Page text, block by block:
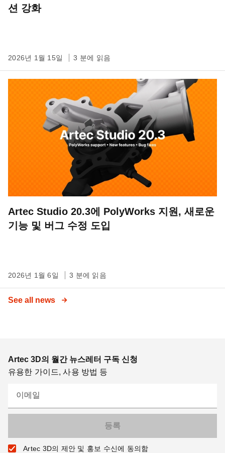
션 강화
2026년 1월 15일 3 분에 읽음
Artec Studio 20.3에 PolyWorks 지원, 새로운
기능 및 버그 수정 도입
2026년 1월 6일 3 분에 읽음
See all news
Artec 3D의 월간 뉴스레터 구독 신청
유용한 가이드, 사용 방법 등
이메일
Artec 3D의 제안 및 홍보 수신에 동의함